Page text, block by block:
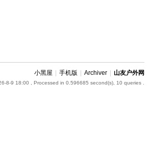
小黑屋 手机版 Archiver 山友户外网
8-9 18:00 , Processed in 0.596685 second(s), 10 queries .